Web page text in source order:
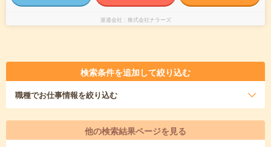
派遣会社 株式会社ナラーズ
検索条件を追加して絞り込む
職種でお仕事情報を絞り込む
他の検索結果ページを見る